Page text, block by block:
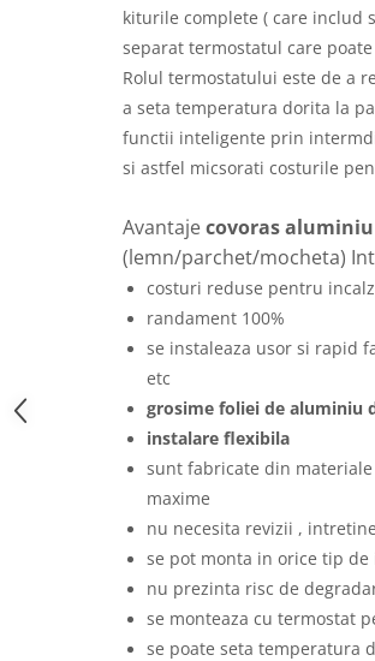
kiturile complete ( care includ
separat termostatul care
Rolul termostatului este de a
a seta temperatura dorita la
functii inteligente prin
si astfel micsorati costurile
Avantajecovoras
(lemn/parchet/mocheta)
costuri reduse pentru
randament 100%
se instaleaza usor si rapid
etc
grosime foliei de aluminiu
instalare flexibila
sunt fabricate din
maxime
nu necesita revizii ,
se pot monta in orice tip
nu prezinta risc de
se monteaza cu termostat
se poate seta temperatura